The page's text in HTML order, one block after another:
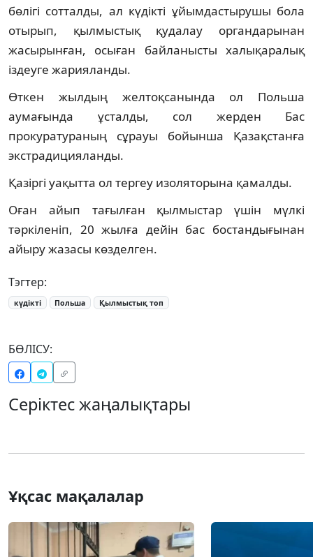
бөлігі сотталды, ал күдікті ұйымдастырушы бола
отырып, қылмыстық қудалау органдарынан
жасырынған, осыған байланысты халықаралық
іздеуге жарияланды.
Өткен жылдың желтоқсанында ол Польша
аумағында ұсталды, сол жерден Бас
прокуратураның сұрауы бойынша Қазақстанға
экстрадицияланды.
Қазіргі уақытта ол тергеу изоляторына қамалды.
Оған айып тағылған қылмыстар үшін мүлкі
тәркіленіп, 20 жылға дейін бас бостандығынан
айыру жазасы көзделген.
Тэгтер:
күдікті Польша Қылмыстық топ
БӨЛІСУ:
Серіктес жаңалықтары
Ұқсас мақалалар